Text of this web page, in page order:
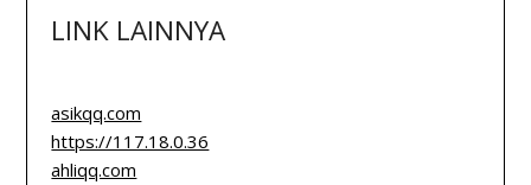
LINK LAINNYA
asikqq.com
https://117.18.0.36
ahliqq.com